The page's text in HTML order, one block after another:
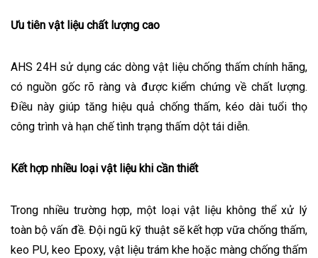
Ưu tiên vật liệu chất lượng cao
AHS 24H sử dụng các dòng vật liệu chống thấm chính hãng,
có nguồn gốc rõ ràng và được kiểm chứng về chất lượng.
Điều này giúp tăng hiệu quả chống thấm, kéo dài tuổi thọ
công trình và hạn chế tình trạng thấm dột tái diễn.
Kết hợp nhiều loại vật liệu khi cần thiết
Trong nhiều trường hợp, một loại vật liệu không thể xử lý
toàn bộ vấn đề. Đội ngũ kỹ thuật sẽ kết hợp vữa chống thấm,
keo PU, keo Epoxy, vật liệu trám khe hoặc màng chống thấm